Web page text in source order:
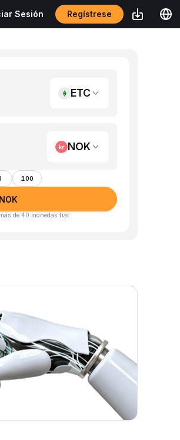
Sesión Regístrese
ETC
NOK
100
de 40 monedas fiat